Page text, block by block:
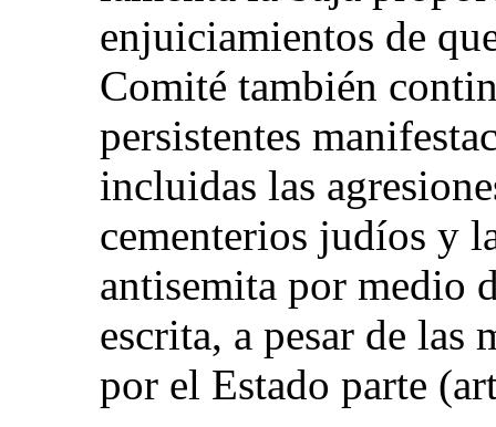
enjuiciamientos de
Comité también
persistentes
incluidas las
cementerios judíos y
antisemita por medio
escrita, a pesar de las
por el Estado parte